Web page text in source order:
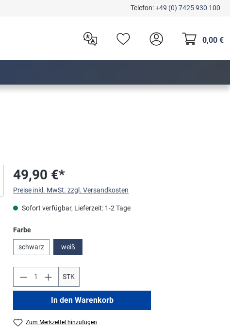
Telefon:+49 (0) 7425 930 100
0,00 €
49,90 €*
Preise inkl. MwSt. zzgl. Versandkosten
Sofort verfügbar, Lieferzeit: 1-2 Tage
Farbeauswählen
schwarz weiß
STK
In den Warenkorb
Zum Merkzettel hinzufügen